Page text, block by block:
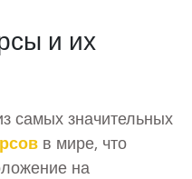
и их
самых значительных
в мире, что
на